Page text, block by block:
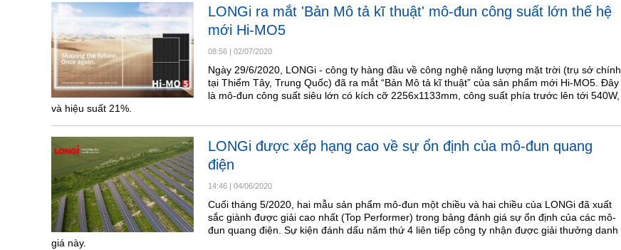
LONGi ra mắt 'Bản Mô tả kĩ thuật' mô-đun công suất lớn thế hệ
mới Hi-MO5
08:56 02/07/2020
Ngày 29/6/2020, LONGi - công ty hàng đầu về công nghệ năng lượng mặt trời (trụ sở chính
tại Thiểm Tây, Trung Quốc) đã ra mắt “Bản Mô tả kĩ thuật” của sản phẩm mới Hi-MO5. Đây
là mô-đun công suất siêu lớn có kích cỡ 2256x1133mm, công suất phía trước lên tới 540W,
và hiệu suất 21%.
LONGi được xếp hạng cao về sự ổn định của mô-đun quang
điện
14:46 04/06/2020
Cuối tháng 5/2020, hai mẫu sản phẩm mô-đun một chiều và hai chiều của LONGi đã xuất
sắc giành được giải cao nhất (Top Performer) trong bảng đánh giá sự ổn định của các mô-
đun quang điện. Sự kiện đánh dấu năm thứ 4 liên tiếp công ty nhận được giải thưởng danh
giá này.